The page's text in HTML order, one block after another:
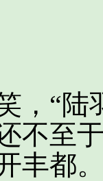
“陆
不至
丰都